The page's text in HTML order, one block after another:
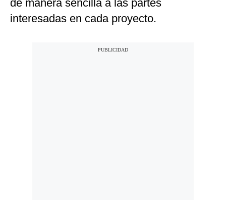
de manera sencilla a las partes
interesadas en cada proyecto.